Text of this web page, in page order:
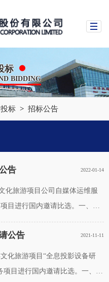
标
BIDDING
标 >招标公告
告 2022-01-14
化旅游项目公司自媒体运维服
目进行国内邀请比选。一、项
化旅游项目公司自媒体运维服
公告 2021-11-11
项目进行国内邀请比选。一、项